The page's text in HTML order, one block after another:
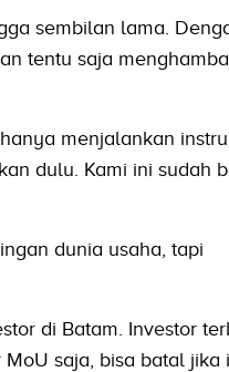
sembilan lama.
tentu saja
menjalankan
dulu. Kami ini sudah
dunia usaha, tapi
di Batam. Investor
saja, bisa batal jika